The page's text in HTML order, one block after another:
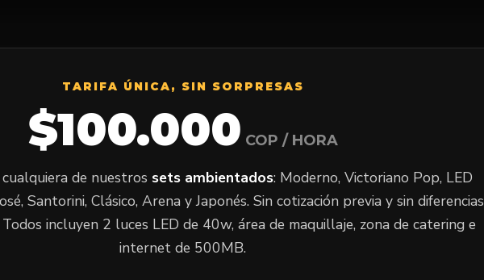
TARIFA ÚNICA, SIN SORPRESAS
$100.000 COP / HORA
de nuestros sets ambientados: Moderno, Victoriano Pop, LED
Santorini, Clásico, Arena y Japonés. Sin cotización previa y sin diferencias
incluyen 2 luces LED de 40w, área de maquillaje, zona de catering e
internet de 500MB.